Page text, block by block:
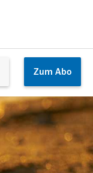
Zum Abo